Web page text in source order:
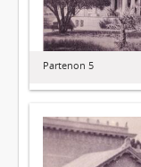
Partenon 5